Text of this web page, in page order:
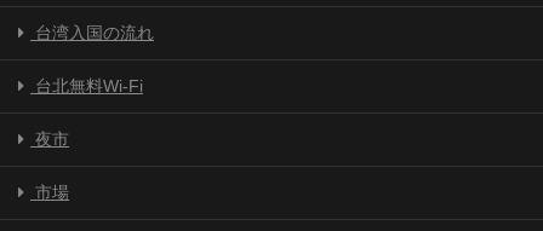
台湾入国の流れ
台北無料Wi-Fi
夜市
市場